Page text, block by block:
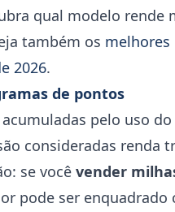
qual modelo rende
também os melhores
2026.
de pontos
acumuladas pelo uso
consideradas renda
se você vender
pode ser enquadrado